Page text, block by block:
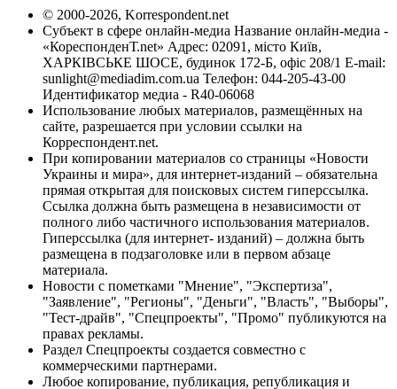
© 2000-2026, Korrespondent.net
Субъект в сфере онлайн-медиа Название онлайн-медиа -
«КореспонденТ.net» Адрес: 02091, місто Київ,
ХАРКІВСЬКЕ ШОСЕ, будинок 172-Б, офіс 208/1 E-mail:
sunlight@mediadim.com.ua Телефон: 044-205-43-00
Идентификатор медиа - R40-06068
Использование любых материалов, размещённых на
сайте, разрешается при условии ссылки на
Корреспондент.net.
При копировании материалов со страницы «Новости
Украины и мира», для интернет-изданий – обязательна
прямая открытая для поисковых систем гиперссылка.
Ссылка должна быть размещена в независимости от
полного либо частичного использования материалов.
Гиперссылка (для интернет- изданий) – должна быть
размещена в подзаголовке или в первом абзаце
материала.
Новости с пометками "Мнение", "Экспертиза",
"Заявление", "Регионы", "Деньги", "Власть", "Выборы",
"Тест-драйв", "Спецпроекты", "Промо" публикуются на
правах рекламы.
Раздел Спецпроекты создается совместно с
коммерческими партнерами.
Любое копирование, публикация, републикация и